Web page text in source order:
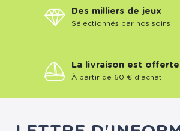
Des milliers de jeux
Sélectionnés par nos soins
La livraison est offerte
À partir de 60 € d'achat